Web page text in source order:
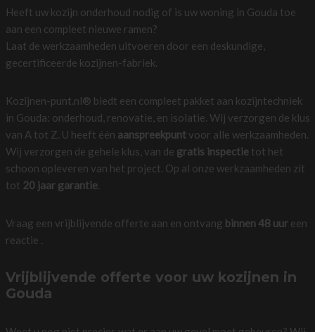
Heeft uw kozijn onderhoud nodig of is uw woning in Gouda toe
aan een compleet nieuwe ramen?
Laat de werkzaamheden uitvoeren door een deskundige,
gecertificeerde kozijnen-fabriek.
Kozijnen-punt.nl® biedt een compleet pakket aan kozijntechniek
in Gouda: onderhoud, renovatie, en isolatie. Wij verzorgen de klus
van A tot Z. U heeft één aanspreekpuntvoor alle werkzaamheden.
Wij verzorgen de gehele klus, van de gratis inspectietot het
schoon opleveren van het project. Op al onze werkzaamheden zit
tot 20 jaar garantie.
Vraag een vrijblijvende offerte aan en ontvang binnen 48 uureen
reactie .
Vrijblijvende offerte voor uw kozijnen in
Gouda